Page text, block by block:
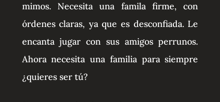
mimos. Necesita una famila firme, con
órdenes claras, ya que es desconfiada. Le
encanta jugar con sus amigos perrunos.
Ahora necesita una familia para siempre
¿quieres ser tú?